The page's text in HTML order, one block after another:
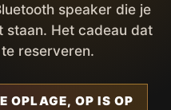
speaker die je
staan. Het cadeau dat
reserveren.
OPLAGE, OP IS OP